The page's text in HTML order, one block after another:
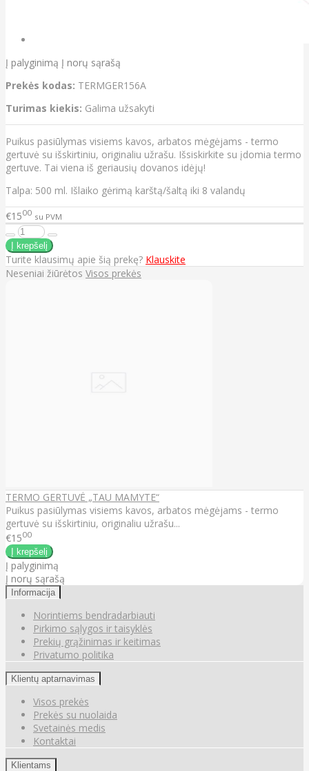
Į palyginimą Į norų sąrašą
Prekės kodas: TERMGER156A
Turimas kiekis: Galima užsakyti
Puikus pasiūlymas visiems kavos, arbatos mėgėjams - termo
gertuvė su išskirtiniu, originaliu užrašu. Išsiskirkite su įdomia termo
gertuve. Tai viena iš geriausių dovanos idėjų!
Talpa: 500 ml. Išlaiko gėrimą karštą/šaltą iki 8 valandų
€1500 su PVM
Turite klausimų apie šią prekę? Klauskite
Neseniai žiūrėtos Visos prekės
TERMO GERTUVĖ „TAU MAMYTE“
Puikus pasiūlymas visiems kavos, arbatos mėgėjams - termo
gertuvė su išskirtiniu, originaliu užrašu...
€1500
Į palyginimą
Į norų sąrašą
Informacija
Norintiems bendradarbiauti
Pirkimo sąlygos ir taisyklės
Prekių grąžinimas ir keitimas
Privatumo politika
Klientų aptarnavimas
Visos prekės
Prekės su nuolaida
Svetainės medis
Kontaktai
Klientams